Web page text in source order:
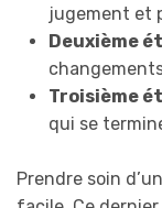
jugement et
Deuxième
Troisième
qui se
Prendre soin